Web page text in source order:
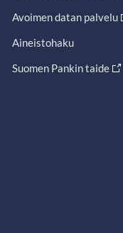
Avoimen datan palvelu
Aineistohaku
Suomen Pankin taide